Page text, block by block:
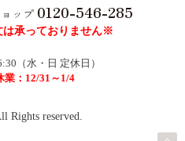
ップ 0120-546-285
承っておりません※
（水・日 定休日）
：12/31～1/4
reserved.